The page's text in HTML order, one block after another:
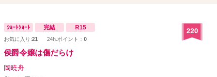
ｼｮｰﾄｼｮｰﾄ 完結 R15
お気に入り:21 24h.ポイント： 0
220
侯爵令嬢は傷だらけ
岡暁舟